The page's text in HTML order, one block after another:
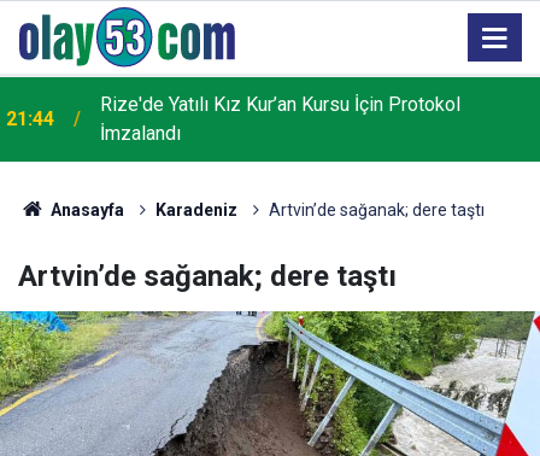
21:44
Rize'de Yatılı Kız Kur’an Kursu İçin Protokol
İmzalandı
Anasayfa Karadeniz Artvin’de sağanak; dere taştı
Artvin’de sağanak; dere taştı